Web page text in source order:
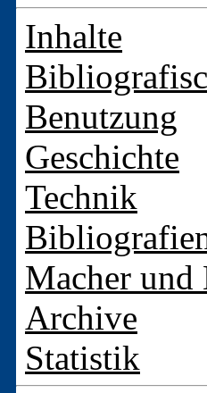
Inhalte
Benutzung
Geschichte
Technik
Macher und
Archive
Statistik